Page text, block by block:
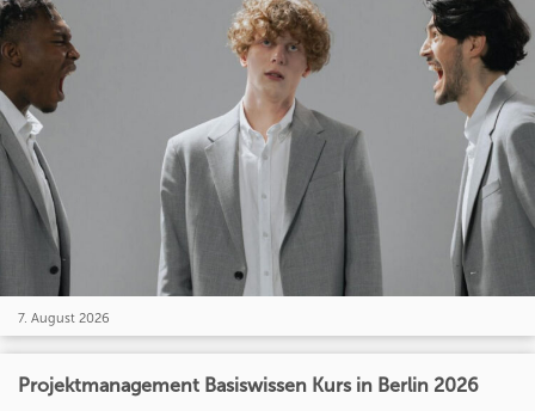
7. August 2026
Projektmanagement Basiswissen Kurs in Berlin 2026